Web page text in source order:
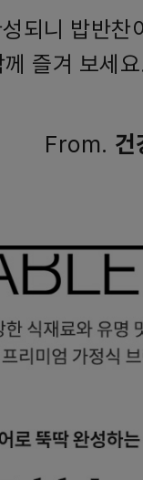
되니 밥반찬
즐겨 보세
From. 건